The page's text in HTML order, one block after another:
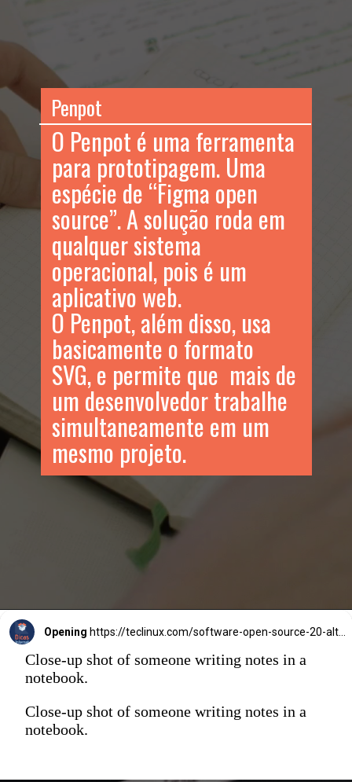
Penpot
O Penpot é uma ferramenta
para prototipagem. Uma
espécie de “Figma open
source”. A solução roda em
qualquer sistema
operacional, pois é um
aplicativo web.
O Penpot, além disso, usa
basicamente o formato
SVG, e permite que mais de
um desenvolvedor trabalhe
simultaneamente em um
mesmo projeto.
Opening
Close-up shot of someone writing notes in a
notebook.
Close-up shot of someone writing notes in a
notebook.